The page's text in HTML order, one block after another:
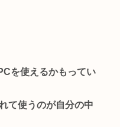
を使えるかもってい
て使うのが自分の中